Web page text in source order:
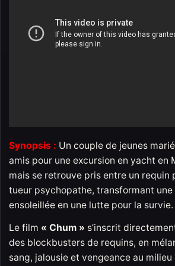
Synopsis : Un couple de jeunes
amis pour une excursion en yacht en
mais se retrouve pris entre un requin
tueur psychopathe, transformant
ensoleillée en une lutte pour la survie.
Le film « Chum » s’inscrit
des blockbusters de requins, en
sang, jalousie et vengeance au milieu